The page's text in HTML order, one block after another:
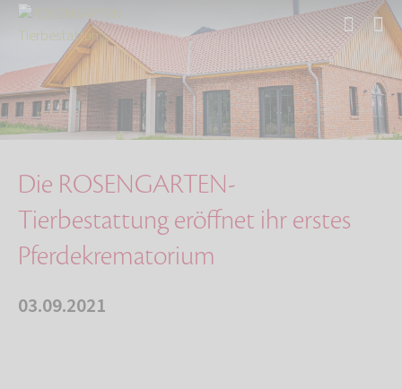
Start Über uns
Aktuelles
Neueröffnung Krematorium für Pferde
Die ROSENGARTEN-
Tierbestattung eröffnet ihr erstes
Pferdekrematorium
03.09.2021